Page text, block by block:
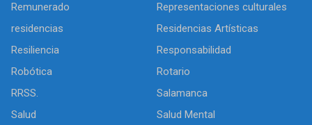
Remunerado
Representaciones culturales
residencias
Residencias Artísticas
Resiliencia
Responsabilidad
Robótica
Rotario
RRSS.
Salamanca
Salud
Salud Mental